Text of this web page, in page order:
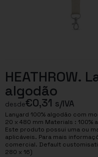
HEATHROW.
algodão
desde€0,31 s/IVA
Lanyard 100% algodão com
20 x 480 mm Materials : 100% algodão Selos,
Este produto possui uma ou
aplicáveis. Para mais
comercial. Default
280 x 16)